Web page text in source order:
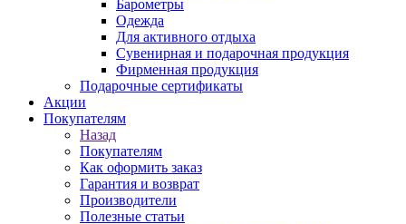
Барометры
Одежда
Для активного отдыха
Сувенирная и подарочная продукция
Фирменная продукция
Подарочные сертификаты
Акции
Покупателям
Назад
Покупателям
Как оформить заказ
Гарантия и возврат
Производители
Полезные статьи